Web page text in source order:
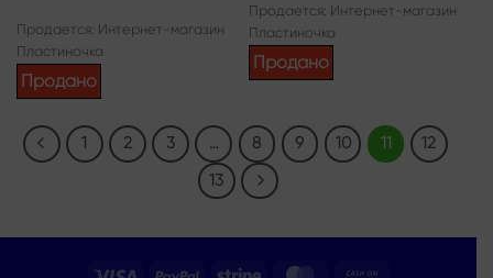
Продается: Интернет-магазин
Пластиночка
Продано
Продается: Интернет-магазин
Пластиночка
Продано
1 2 3 … 8 9 10 11
12
13